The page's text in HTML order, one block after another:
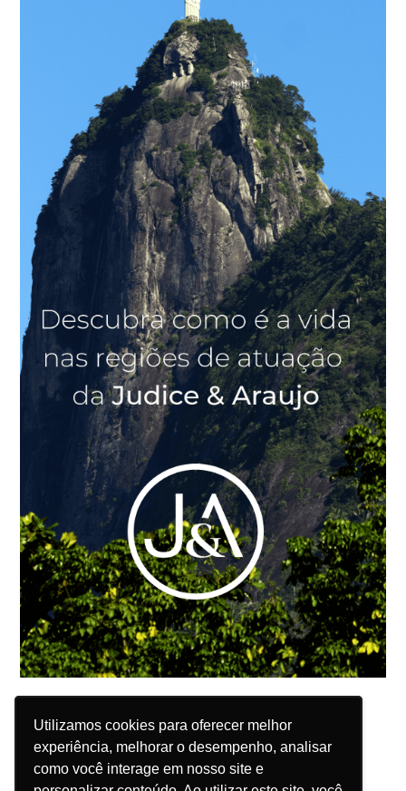
Utilizamos cookies para oferecer melhor
experiência, melhorar o desempenho, analisar
como você interage em nosso site e
Utilizamos cookies para oferecer melhor
experiência, melhorar o desempenho, analisar
como você interage em nosso site e